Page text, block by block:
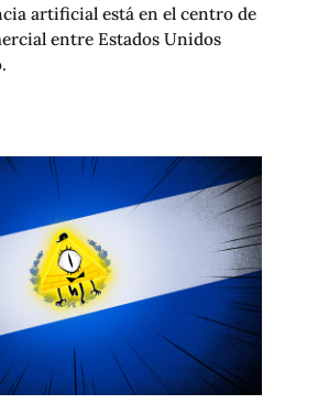
artificial está en el centro de
entre Estados Unidos